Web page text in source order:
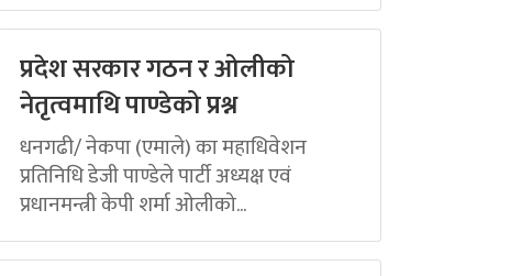
प्रदेश सरकार गठन र ओलीको
नेतृत्वमाथि पाण्डेको प्रश्न
धनगढी/ नेकपा (एमाले) का महाधिवेशन
प्रतिनिधि डेजी पाण्डेले पार्टी अध्यक्ष एवं
प्रधानमन्त्री केपी शर्मा ओलीको...